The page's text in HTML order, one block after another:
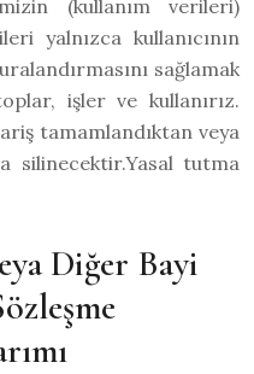
(kullanım verileri)
yalnızca kullanıcının
sağlamak
işler ve kullanırız.
tamamlandıktan veya
silinecektir.Yasal tutma
Diğer Bayi